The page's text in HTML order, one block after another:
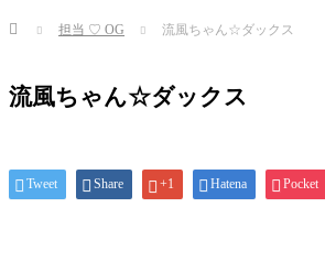
Home 担当 ♡ OG 流風ちゃん☆ダックス
流風ちゃん☆ダックス
Tweet Share +1 Hatena Pocket